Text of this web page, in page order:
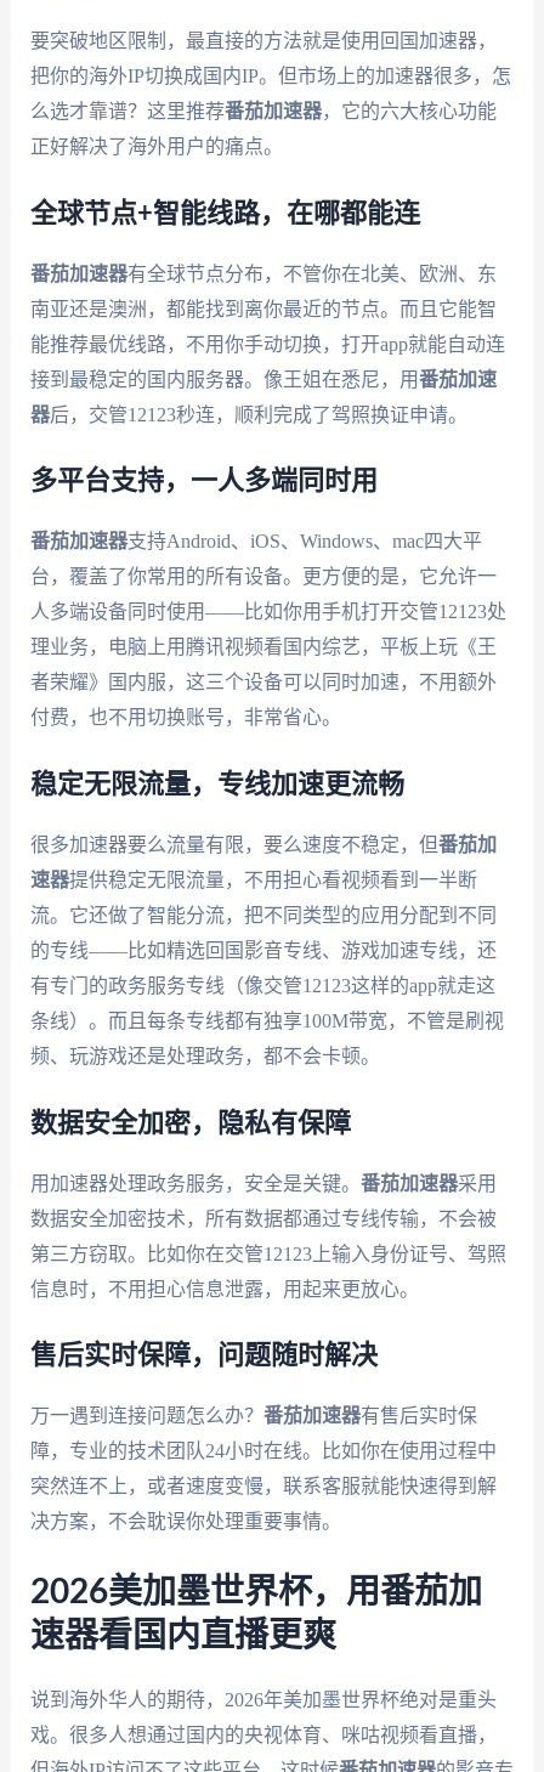
要突破地区限制，最直接的方法就是使用回国加速器，
把你的海外IP切换成国内IP。但市场上的加速器很多，怎
么选才靠谱？这里推荐番茄加速器，它的六大核心功能
正好解决了海外用户的痛点。
全球节点+智能线路，在哪都能连
番茄加速器有全球节点分布，不管你在北美、欧洲、东
南亚还是澳洲，都能找到离你最近的节点。而且它能智
能推荐最优线路，不用你手动切换，打开app就能自动连
接到最稳定的国内服务器。像王姐在悉尼，用番茄加速
器后，交管12123秒连，顺利完成了驾照换证申请。
多平台支持，一人多端同时用
番茄加速器支持Android、iOS、Windows、mac四大平
台，覆盖了你常用的所有设备。更方便的是，它允许一
人多端设备同时使用——比如你用手机打开交管12123处
理业务，电脑上用腾讯视频看国内综艺，平板上玩《王
者荣耀》国内服，这三个设备可以同时加速，不用额外
付费，也不用切换账号，非常省心。
稳定无限流量，专线加速更流畅
很多加速器要么流量有限，要么速度不稳定，但番茄加
速器提供稳定无限流量，不用担心看视频看到一半断
流。它还做了智能分流，把不同类型的应用分配到不同
的专线——比如精选回国影音专线、游戏加速专线，还
有专门的政务服务专线（像交管12123这样的app就走这
条线）。而且每条专线都有独享100M带宽，不管是刷视
频、玩游戏还是处理政务，都不会卡顿。
数据安全加密，隐私有保障
用加速器处理政务服务，安全是关键。 番茄加速器采用
数据安全加密技术，所有数据都通过专线传输，不会被
第三方窃取。比如你在交管12123上输入身份证号、驾照
信息时，不用担心信息泄露，用起来更放心。
售后实时保障，问题随时解决
万一遇到连接问题怎么办？ 番茄加速器有售后实时保
障，专业的技术团队24小时在线。比如你在使用过程中
突然连不上，或者速度变慢，联系客服就能快速得到解
决方案，不会耽误你处理重要事情。
2026美加墨世界杯，用番茄加
速器看国内直播更爽
说到海外华人的期待，2026年美加墨世界杯绝对是重头
戏。很多人想通过国内的央视体育、咪咕视频看直播，